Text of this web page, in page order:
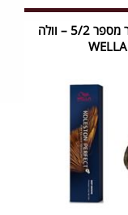
צבע לשיער מספר 5/2 – וולה
WELLA